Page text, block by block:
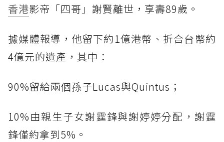
香港影帝「四哥」謝賢離世，享壽89歲。
據媒體報導，他留下約1億港幣、折合台幣約
4億元的遺產，其中：
90%留給兩個孫子Lucas與Quintus；
10%由親生子女謝霆鋒與謝婷婷分配，謝霆
鋒僅約拿到5%。